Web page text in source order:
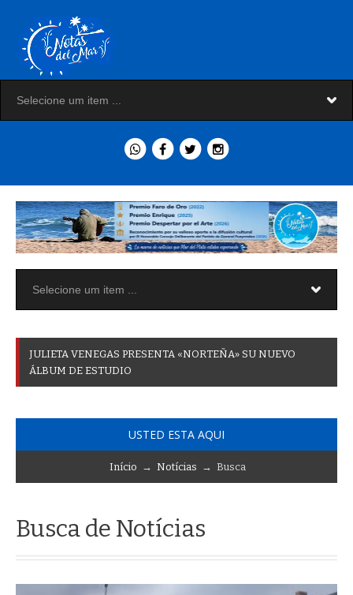
JULIETA VENEGAS PRESENTA «NORTEÑA» SU NUEVO
ÁLBUM DE ESTUDIO
USTED ESTA AQUI
Início → Notícias → Busca
Busca de Notícias